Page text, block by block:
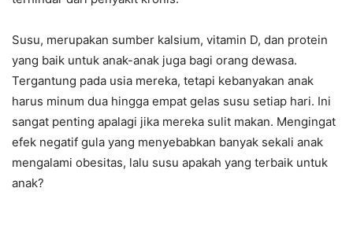
Susu, merupakan sumber kalsium, vitamin D, dan protein
yang baik untuk anak-anak juga bagi orang dewasa.
Tergantung pada usia mereka, tetapi kebanyakan anak
harus minum dua hingga empat gelas susu setiap hari. Ini
sangat penting apalagi jika mereka sulit makan. Mengingat
efek negatif gula yang menyebabkan banyak sekali anak
mengalami obesitas, lalu susu apakah yang terbaik untuk
anak?